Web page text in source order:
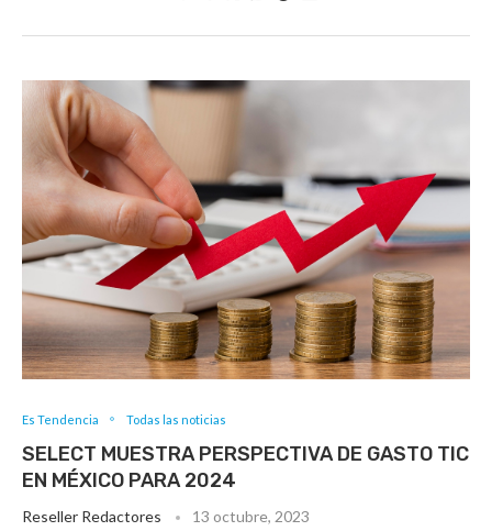
Es Tendencia Todas las noticias
SELECT MUESTRA PERSPECTIVA DE GASTO TIC
EN MÉXICO PARA 2024
Reseller Redactores 13 octubre, 2023